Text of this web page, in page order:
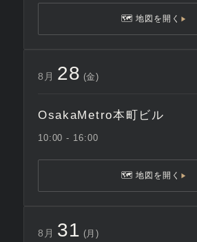
🗺 地図を開く ▶
8月 28 (金)
OsakaMetro本町ビル
10:00 - 16:00
🗺 地図を開く ▶
8月 31 (月)